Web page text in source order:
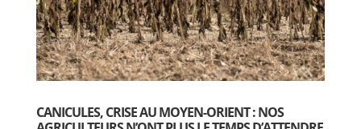
CANICULES, CRISE AU MOYEN-ORIENT : NOS